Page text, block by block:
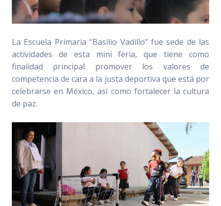
La Escuela Primaria “Basilio Vadillo” fue sede de las
actividades de esta mini feria, que tiene como
finalidad principal promover los valores de
competencia de cara a la justa deportiva que está por
celebrarse en México, así como fortalecer la cultura
de paz.